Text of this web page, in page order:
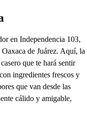
en Independencia 103,
de Juárez. Aquí, la
que te hará sentir
ingredientes frescos y
que van desde las
cálido y amigable,